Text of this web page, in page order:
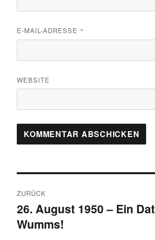
E-MAIL-ADRESSE *
WEBSITE
ZURÜCK
Vorheriger
Beitrag:
26. August 1950 – Ein
Wumms!